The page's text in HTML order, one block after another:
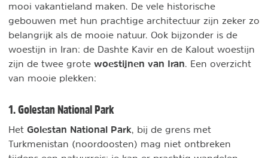
mooi vakantieland maken. De vele historische
gebouwen met hun prachtige architectuur zijn zeker zo
belangrijk als de mooie natuur. Ook bijzonder is de
woestijn in Iran: de Dashte Kavir en de Kalout woestijn
zijn de twee grote woestijnen van Iran . Een overzicht
van mooie plekken:
1. Golestan National Park
Het Golestan National Park , bij de grens met
Turkmenistan (noordoosten) mag niet ontbreken